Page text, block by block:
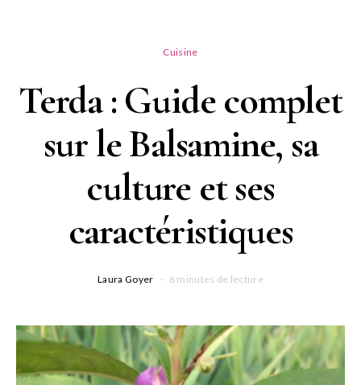
Cuisine
Terda : Guide complet
sur le Balsamine, sa
culture et ses
caractéristiques
Laura Goyer 6 minutes de lecture